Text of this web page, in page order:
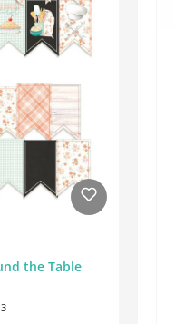
the Table